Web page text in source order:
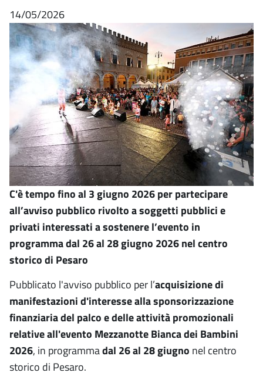
14/05/2026
C'è tempo fino al 3 giugno 2026 per partecipare
all’avviso pubblico rivolto a soggetti pubblici e
privati interessati a sostenere l’evento in
programma dal 26 al 28 giugno 2026 nel centro
storico di Pesaro
Pubblicato l'avviso pubblico per l’acquisizione di
manifestazioni d'interesse alla sponsorizzazione
finanziaria del palco e delle attività promozionali
relative all'evento Mezzanotte Bianca dei Bambini
2026, in programmadal 26 al 28 giugno nel centro
storico di Pesaro.